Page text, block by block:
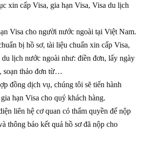
cấp Visa, gia hạn Visa, Visa du lịch
cho người nước ngoài tại Việt Nam.
bị hồ sơ, tài liệu chuẩn xin cấp Visa,
lịch nước ngoài như: điền đơn, lấy ngày
soạn thảo đơn từ…
dịch vụ, chúng tôi sẽ tiến hành
hạn Visa cho quý khách hàng.
hệ cơ quan có thẩm quyền để nộp
thông báo kết quả hồ sơ đã nộp cho